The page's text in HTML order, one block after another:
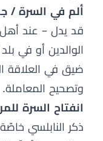
ألم في السرة /
قد يدل – عند
الوالدين أو في
ضيق في العلاقة
وتصحيح المعاملة.
انفتاح السرة
ذكر النابلسي